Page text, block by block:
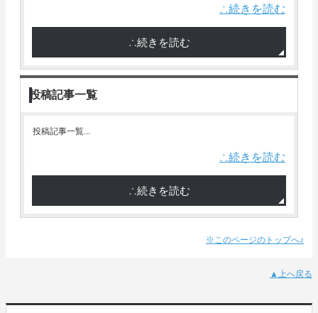
∴続きを読む
∴続きを読む
投稿記事一覧
投稿記事一覧...
∴続きを読む
∴続きを読む
※このページのトップへ♪
▲上へ戻る